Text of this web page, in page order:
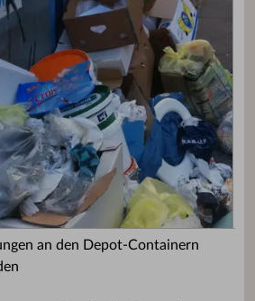
an den Depot-Containern